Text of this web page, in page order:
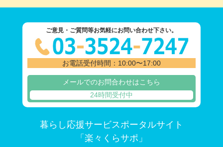
ご意見・ご質問等お気軽にお問い合わせ下さい。
お電話受付時間：10:00〜17:00
メールでのお問合わせはこちら
24時間受付中
暮らし応援サービスポータルサイト
「楽々くらサポ」